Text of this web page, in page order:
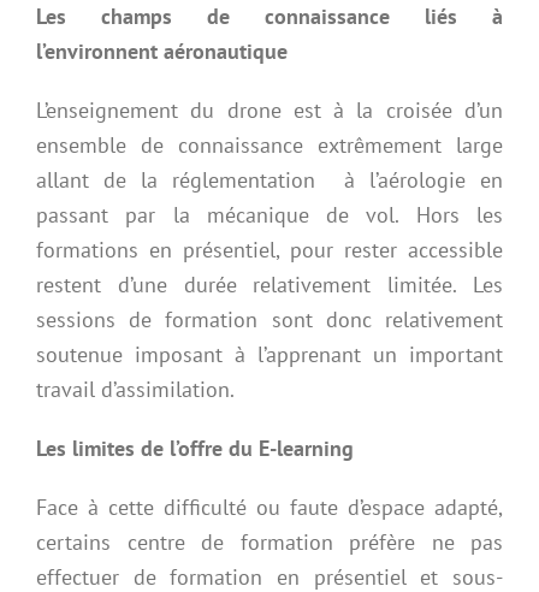
Les champs de connaissance liés à
l’environnent aéronautique
L’enseignement du drone est à la croisée d’un
ensemble de connaissance extrêmement large
allant de la réglementation
à l’aérologie en
passant par la mécanique de vol. Hors les
formations en présentiel, pour rester accessible
restent d’une durée relativement limitée. Les
sessions de formation sont donc relativement
soutenue imposant à l’apprenant un important
travail d’assimilation.
Les limites de l’offre du E-learning
Face à cette difficulté ou faute d’espace adapté,
certains centre de formation préfère ne pas
effectuer de formation en présentiel et sous-